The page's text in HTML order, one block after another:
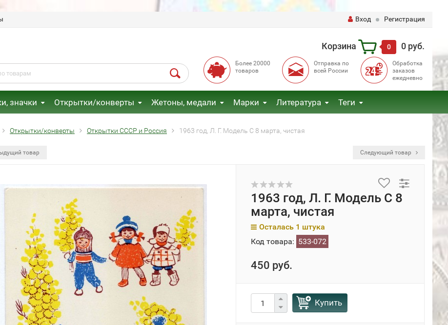
Вход Регистрация
Корзина 0 0 руб.
Более 20000
товаров
Отправка по
всей России
Обработка
заказов
ежедневно
значки Открытки/конверты Жетоны, медали Марки Литература Теги
Открытки/конверты Открытки СССР и Россия 1963 год, Л. Г. Модель С 8 марта, чистая
товар Следующий товар
1963 год, Л. Г. Модель С 8
марта, чистая
Осталась 1 штука
Код товара: 533-072
450 руб.
Купить